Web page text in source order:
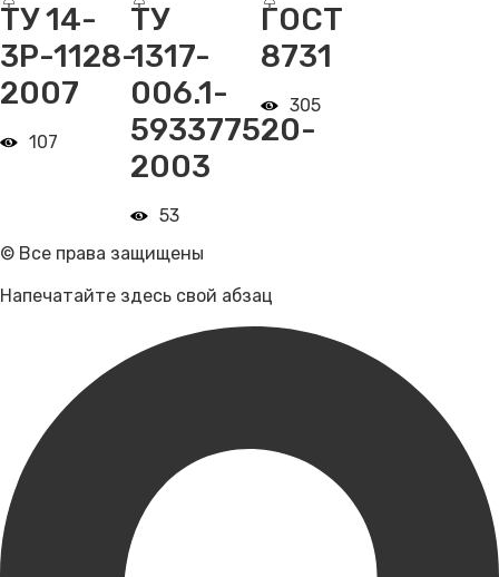
ТУ 14-
3Р-1128-
2007
107
ТУ
1317-
006.1-
593377520-
2003
53
ГОСТ
8731
305
© Все права защищены
Напечатайте здесь свой абзац